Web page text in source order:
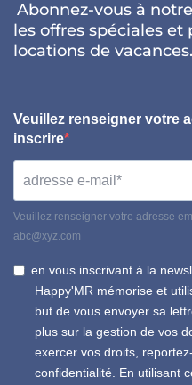
Abonnez-vous à
les offres spéciales
locations de vacances.
Veuillez renseigner votre
inscrire
Veuillez renseigner votre adresse
abc@xyz.com
en vous inscrivant à la
Happy'MR mémorise et
but de vous envoyer sa
plus sur la gestion de vos
exercer vos droits,
confidentialité. En utilisant